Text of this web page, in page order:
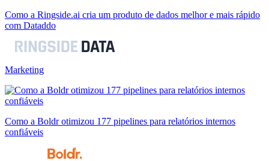
Como a Ringside.ai cria um produto de dados melhor e mais rápido
com Dataddo
Marketing
Como a Boldr otimizou 177 pipelines para relatórios internos
confiáveis